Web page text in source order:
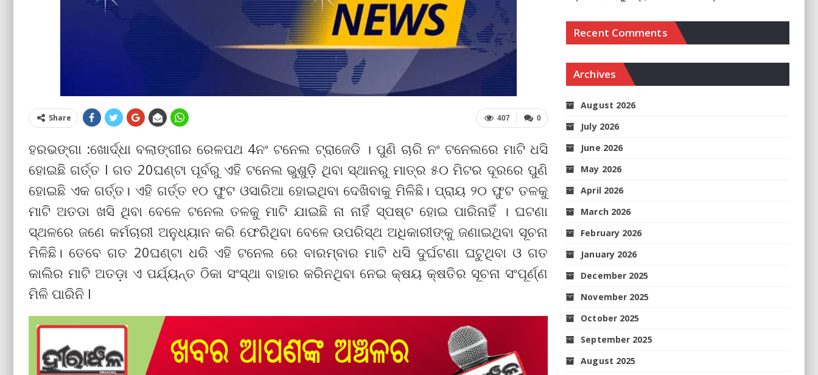
0
407
Share
ହରଭଙ୍ଗା :ଖୋର୍ଦ୍ଧା ବଲାଙ୍ଗୀର ରେଳପଥ 4ନଂ ଟନେଲ ଟ୍ରାଜେଡି । ପୁଣି ଚାରି ନଂ ଟନେଲରେ ମାଟି ଧସି
ହୋଇଛି ଗର୍ତ୍ତ l ଗତ 20ଘଣ୍ଟା ପୂର୍ବରୁ ଏହି ଟନେଲ ଭୁଶୁଡ଼ି ଥିବା ସ୍ଥାନରୁ ମାତ୍ର ୫୦ ମିଟର ଦୂରରେ ପୁଣି
ହୋଇଛି ଏକ ଗର୍ତ୍ତ। ଏହି ଗର୍ତ୍ତ ୧୦ ଫୁଟ ଓସାରିଆ ହୋଇଥିବା ଦେଖିବାକୁ ମିଳିଛି। ପ୍ରାୟ ୨୦ ଫୁଟ ତଳକୁ
ମାଟି ଅତଡା ଖସି ଥିବା ବେଳେ ଟନେଲ ତଳକୁ ମାଟି ଯାଇଛି ନା ନାହିଁ ସ୍ପଷ୍ଟ ହୋଇ ପାରିନାହିଁ । ଘଟଣା
ସ୍ଥଳରେ ଜଣେ କର୍ମଚାରୀ ଅନୁଧ୍ୟାନ କରି ଫେରିଥିବା ବେଳେ ଉପରିସ୍ଥ ଅଧିକାରୀଙ୍କୁ ଜଣାଇଥିବା ସୂଚନା
ମିଳିଛି। ତେବେ ଗତ 20ଘଣ୍ଟା ଧରି ଏହି ଟନେଲ ରେ ବାରମ୍ବାର ମାଟି ଧସି ଦୁର୍ଘଟଣା ଘଟୁଥିବା ଓ ଗତ
କାଲିର ମାଟି ଅତଡ଼ା ଏ ପର୍ଯ୍ୟନ୍ତ ଠିକା ସଂସ୍ଥା ବାହାର କରିନଥିବା ନେଇ କ୍ଷୟ କ୍ଷତିର ସୂଚନା ସଂପୂର୍ଣ୍ଣ
ମିଳି ପାରିନି l
Recent Comments
Archives
August 2026
July 2026
June 2026
May 2026
April 2026
March 2026
February 2026
January 2026
December 2025
November 2025
October 2025
September 2025
August 2025